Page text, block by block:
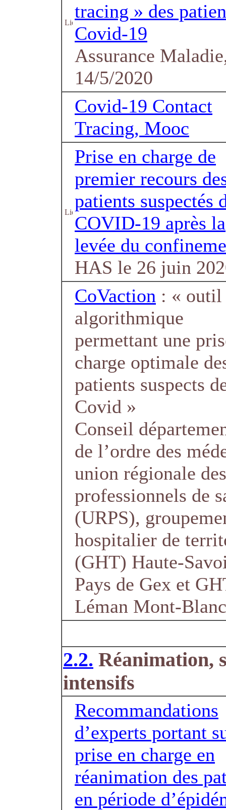
tracing » des
Covid-19
Assurance
14/5/2020
Covid-19 Contact
Tracing, Mooc
Prise en charge de
premier recours
patients suspectés
COVID-19 après la
levée du
HAS le 26 juin
CoVaction : « outil
algorithmique
permettant une
charge optimale
patients suspects
Covid »
Conseil
de l’ordre des
union régionale des
professionnels de
(URPS),
hospitalier de
(GHT) Haute-
Pays de Gex et
Léman Mont-Blanc
2.2. Réanimation,
intensifs
Recommandations
d’experts portant
prise en charge en
réanimation des
en période